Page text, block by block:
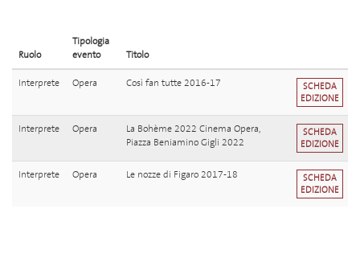
Ruolo
Tipologia
evento
Titolo
Interprete Opera Così fan tutte 2016-17
SCHEDA
EDIZIONE
Interprete Opera
La Bohème 2022 Cinema Opera,
Piazza Beniamino Gigli 2022
SCHEDA
EDIZIONE
Interprete Opera Le nozze di Figaro 2017-18
SCHEDA
EDIZIONE